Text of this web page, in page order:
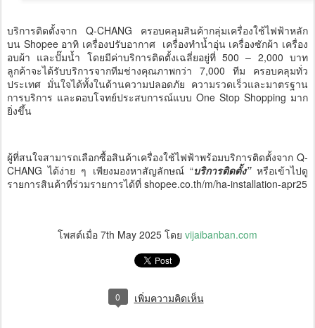
บริการติดตั้งจาก Q-CHANG ครอบคลุมสินค้ากลุ่มเครื่องใช้ไฟฟ้าหลัก
บน Shopee อาทิ เครื่องปรับอากาศ เครื่องทำน้ำอุ่น เครื่องซักผ้า เครื่อง
อบผ้า และปั๊มน้ำ โดยมีค่าบริการติดตั้งเฉลี่ยอยู่ที่ 500 – 2,000 บาท
ลูกค้าจะได้รับบริการจากทีมช่างคุณภาพกว่า 7,000 ทีม ครอบคลุมทั่ว
ประเทศ มั่นใจได้ทั้งในด้านความปลอดภัย ความรวดเร็วและมาตรฐาน
การบริการ และตอบโจทย์ประสบการณ์แบบ One Stop Shopping มาก
ยิ่งขึ้น
ผู้ที่สนใจสามารถเลือกซื้อสินค้าเครื่องใช้ไฟฟ้าพร้อมบริการติดตั้งจาก Q-
CHANG ได้ง่าย ๆ เพียงมองหาสัญลักษณ์ “บริการติดตั้ง”หรือเข้าไปดู
รายการสินค้าที่ร่วมรายการได้ที่ shopee.co.th/m/ha-installation-apr25
โพสต์เมื่อ 7th May 2025 โดย vijaibanban.com
0 เพิ่มความคิดเห็น